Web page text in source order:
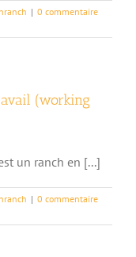
| 0 commentaire
(working
un ranch en [...]
| 0 commentaire